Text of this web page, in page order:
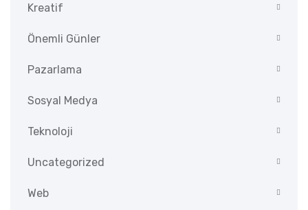
Kreatif
Önemli Günler
Pazarlama
Sosyal Medya
Teknoloji
Uncategorized
Web